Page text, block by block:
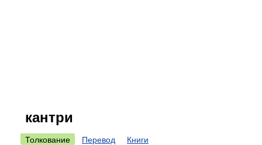
кантри
Толкование Перевод Книги